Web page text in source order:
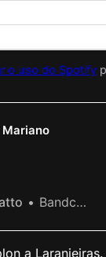
o uso do Spotify
Mariano
Bandcamp Album of the Day Sep 27, 2018
a